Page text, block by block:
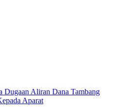
Aliran Dana Tambang
Aparat